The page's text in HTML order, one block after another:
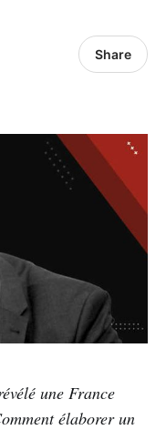
Share
une France
élaborer un